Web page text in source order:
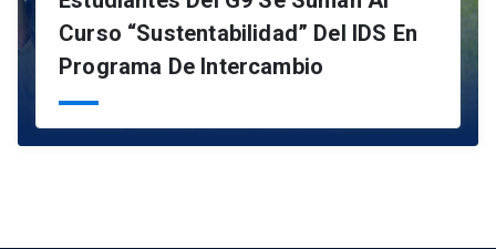
Curso “Sustentabilidad” Del IDS En
Programa De Intercambio